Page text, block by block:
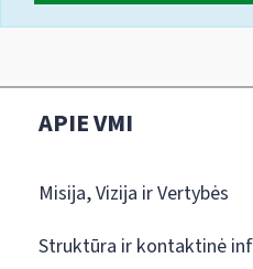
APIE VMI
Misija, Vizija ir Vertybės
Struktūra ir kontaktinė